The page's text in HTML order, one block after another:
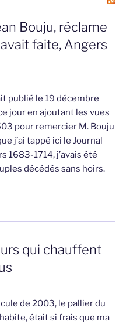
Bouju, réclame
faite, Angers
publié le 19 décembre
jour en ajoutant les vues
pour remercier M. Bouju
j’ai tappé ici le Journal
1683-1714, j’avais été
décédés sans hoirs.
qui chauffent
de 2003, le pallier du
était si frais que ma